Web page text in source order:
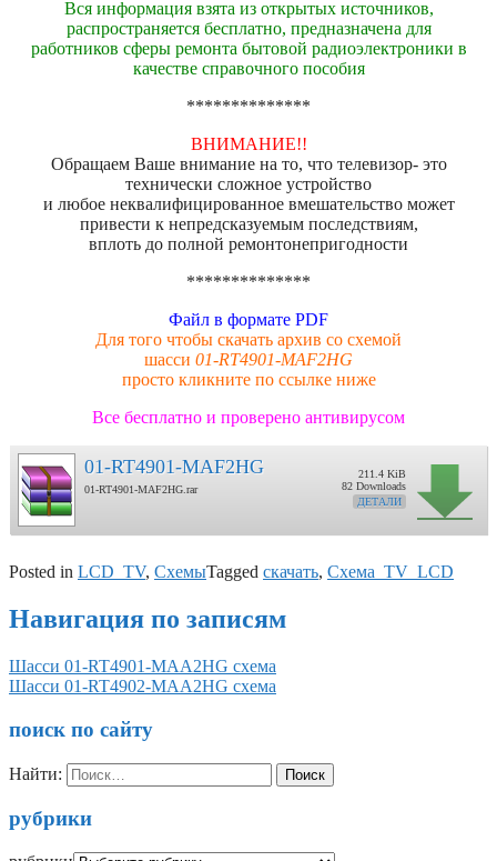
Вся информация взята из открытых источников,
распространяется бесплатно, предназначена для
работников сферы ремонта бытовой радиоэлектроники в
качестве справочного пособия
**************
ВНИМАНИЕ!!
Обращаем Ваше внимание на то, что телевизор- это
технически сложное устройство
и любое неквалифицированное вмешательство может
привести к непредсказуемым последствиям,
вплоть до полной ремонтонепригодности
**************
Файл в формате PDF
Для того чтобы скачать архив со схемой
шасси 01-RT4901-MAF2HG
просто кликните по ссылке ниже
Все бесплатно и проверено антивирусом
01-RT4901-MAF2HG
01-RT4901-MAF2HG.rar
211.4 KiB
82 Downloads
ДЕТАЛИ
Posted in LCD_TV, СхемыTagged скачать, Схема_TV_LCD
Навигация по записям
Шасси 01-RT4901-MAA2HG схема
Шасси 01-RT4902-MAA2HG схема
поиск по сайту
Найти:
рубрики